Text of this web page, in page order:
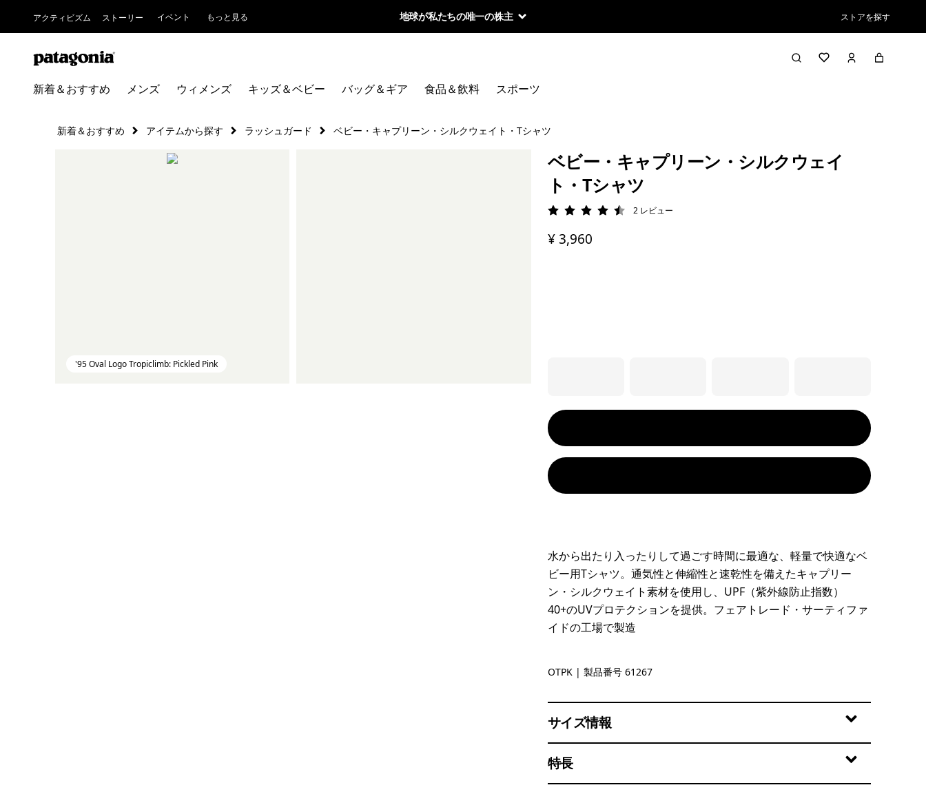
アクティビズム ストーリー イベント もっと見る 地球が私たちの唯一の株主 ストアを探す
新着＆おすすめ メンズ ウィメンズ キッズ＆ベビー バッグ＆ギア 食品＆飲料 スポーツ
新着＆おすすめ アイテムから探す ラッシュガード ベビー・キャプリーン・シルクウェイト・Tシャツ
'95 Oval Logo Tropiclimb: Pickled Pink
ベビー・キャプリーン・シルクウェイ
ト・Tシャツ
評価: 4.5 / 5
2 レビュー
¥ 3,960
水から出たり入ったりして過ごす時間に最適な、軽量で快適なベ
ビー用Tシャツ。通気性と伸縮性と速乾性を備えたキャプリー
ン・シルクウェイト素材を使用し、UPF（紫外線防止指数）
40+のUVプロテクションを提供。フェアトレード・サーティファ
イドの工場で製造
'95 Oval Logo Tropiclimb: Pickled Pink
OTPK | 製品番号 61267
サイズ情報
特長